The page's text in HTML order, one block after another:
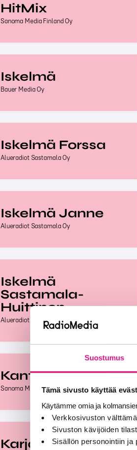
Suostumus
Tämä sivusto käyttää
Käytämme omia ja
Verkkosivuston
Sivuston kävijöiden
Sisällön personointiin
HitMix
Sanoma Media Finland Oy
Iskelmä
Bauer Media Oy
Iskelmä Forssa
Alueradiot Sastamala Oy
Iskelmä Janne
Alueradiot Sastamala Oy
Iskelmä
Sastamala-
Huittinen
Alueradiot Sastamala Oy
Kantriradio
Sanoma Media Finland Oy
Karjalainen Syke